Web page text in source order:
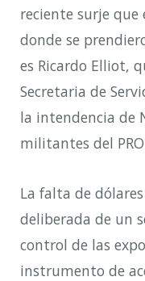
reciente surje
donde se
es Ricardo Elliot,
Secretaria de
la intendencia de
militantes del
La falta de
deliberada de un
control de las
instrumento de